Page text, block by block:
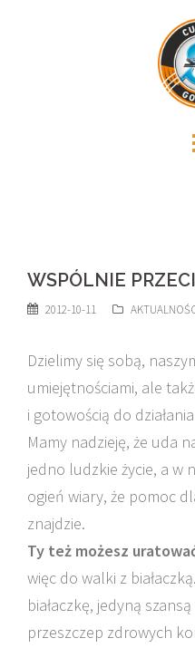
WSPÓLNIE
2012-10-11
Dzielimy się sobą,
umiejętnościami, ale
i gotowością do
Mamy nadzieję, że uda
jedno ludzkie życie, a w
ogień wiary, że pomoc
znajdzie.
Ty też możesz
więc do walki z
białaczkę, jedyną
przeszczep zdrowych